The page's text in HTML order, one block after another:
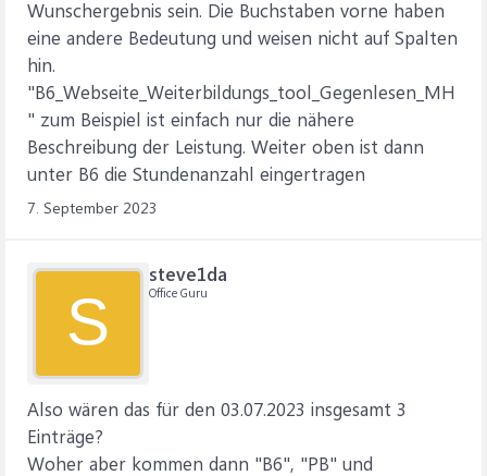
Wunschergebnis sein. Die Buchstaben vorne haben
eine andere Bedeutung und weisen nicht auf Spalten
hin.
"B6_Webseite_Weiterbildungs_tool_Gegenlesen_MH
" zum Beispiel ist einfach nur die nähere
Beschreibung der Leistung. Weiter oben ist dann
unter B6 die Stundenanzahl eingertragen
7. September 2023
S
steve1da
Office Guru
Also wären das für den 03.07.2023 insgesamt 3
Einträge?
Woher aber kommen dann "B6", "PB" und